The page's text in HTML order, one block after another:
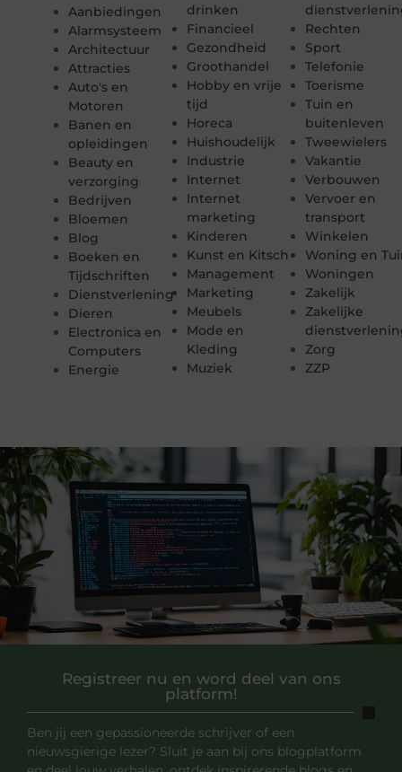
Aanbiedingen
Alarmsysteem
Architectuur
Attracties
Auto's en
Motoren
Banen en
opleidingen
Beauty en
verzorging
Bedrijven
Bloemen
Blog
Boeken en
Tijdschriften
Dienstverlening
Dieren
Electronica en
Computers
Energie
drinken
Financieel
Gezondheid
Groothandel
Hobby en vrije
tijd
Horeca
Huishoudelijk
Industrie
Internet
Internet
marketing
Kinderen
Kunst en Kitsch
Management
Marketing
Meubels
Mode en
Kleding
Muziek
Rechten
Sport
Telefonie
Toerisme
Tuin en
buitenleven
Tweewielers
Vakantie
Verbouwen
Vervoer en
transport
Winkelen
Woning en
Woningen
Zakelijk
Zakelijke
Zorg
ZZP
Registreer nu en word deel van ons
platform!
Ben jij een gepassioneerde schrijver of een
nieuwsgierige lezer? Sluit je aan bij ons blogplatform